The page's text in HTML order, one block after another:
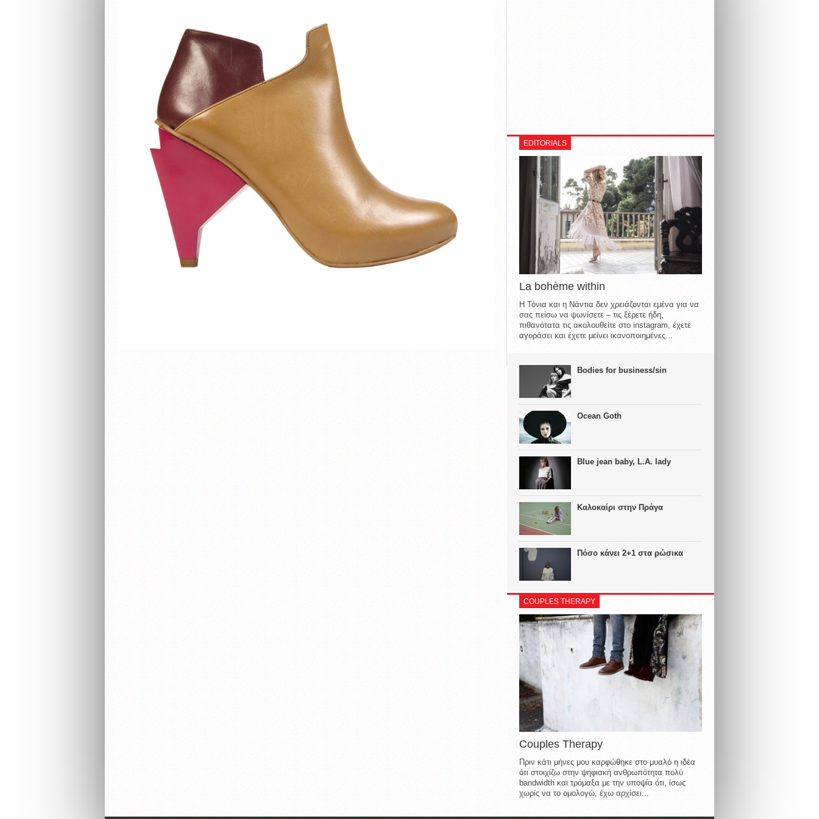
EDITORIALS
La bohème within
Η Τόνια και η Νάντια δεν χρειάζονται εμένα για να
σας πείσω να ψωνίσετε – τις ξέρετε ήδη,
πιθανότατα τις ακολουθείτε στο instagram, έχετε
αγοράσει και έχετε μείνει ικανοποιημένες...
Bodies for business/sin
Ocean Goth
Blue jean baby, L.A. lady
Καλοκαίρι στην Πράγα
Πόσο κάνει 2+1 στα ρώσικα
COUPLES THERAPY
Couples Therapy
Πριν κάτι μήνες μου καρφώθηκε στο μυαλό η ιδέα
ότι στοιχίζω στην ψηφιακή ανθρωπότητα πολύ
bandwidth και τρόμαξα με την υποψία ότι, ίσως
χωρίς να το ομολογώ, έχω αρχίσει...